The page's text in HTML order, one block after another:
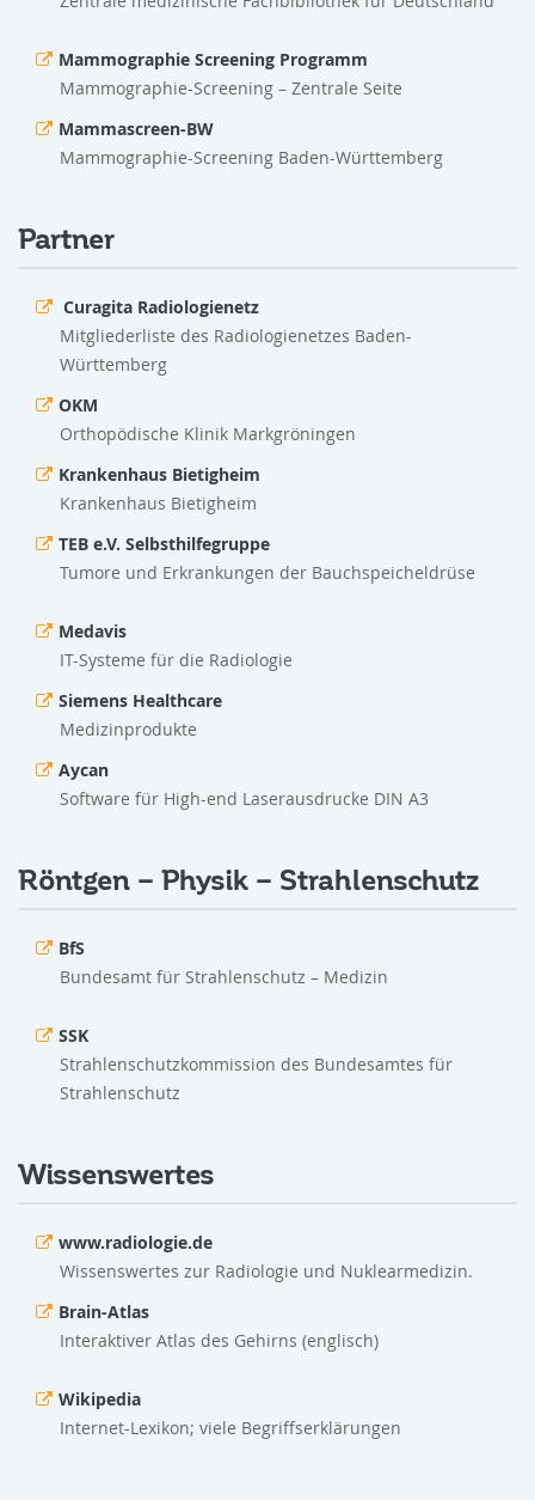
Mammographie Screening Programm
Mammographie-Screening – Zentrale Seite
Mammascreen-BW
Mammographie-Screening Baden-Württemberg
Partner
Curagita Radiologienetz
Mitgliederliste des Radiologienetzes Baden-
Württemberg
OKM
Orthopödische Klinik Markgröningen
Krankenhaus Bietigheim
Krankenhaus Bietigheim
TEB e.V. Selbsthilfegruppe
Tumore und Erkrankungen der Bauchspeicheldrüse
Medavis
IT-Systeme für die Radiologie
Siemens Healthcare
Medizinprodukte
Aycan
Software für High-end Laserausdrucke DIN A3
Röntgen – Physik – Strahlenschutz
BfS
Bundesamt für Strahlenschutz – Medizin
SSK
Strahlenschutzkommission des Bundesamtes für
Strahlenschutz
Wissenswertes
www.radiologie.de
Wissenswertes zur Radiologie und Nuklearmedizin.
Brain-Atlas
Interaktiver Atlas des Gehirns (englisch)
Wikipedia
Internet-Lexikon; viele Begriffserklärungen